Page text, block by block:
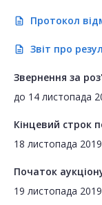
description Протокол
description Звіт про
Звернення за
до 14 листопада
Кінцевий строк
18 листопада 2019
Початок
19 листопада 2019